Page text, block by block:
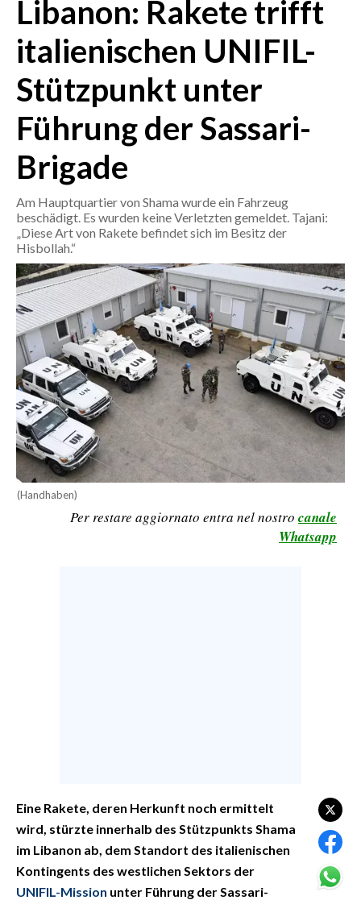
CRONACA
ITALIA
MONDO
POLITICA
ECONOMIA
SERVIZI ALLE IMPRESE
LAVORO
BANDI
SPORT IN SARDEGNA
SPORT
RISULTATI E CLASSIFICHE
CALCIO
CALCIO REGIONALE
BASKET
VOLLEY
MOTORI
TENNIS
ALTRI SPORT
INSULARITÀ
FOTO
Libanon: Rakete trifft
italienischen UNIFIL-
Stützpunkt unter
Führung der Sassari-
Brigade
Am Hauptquartier von Shama wurde ein Fahrzeug
beschädigt. Es wurden keine Verletzten gemeldet. Tajani:
„Diese Art von Rakete befindet sich im Besitz der
Hisbollah.“
(Handhaben)
Per restare aggiornato entra nel nostro canale
Whatsapp
Eine Rakete, deren Herkunft noch ermittelt
wird, stürzte innerhalb des Stützpunkts Shama
im Libanon ab, dem Standort des italienischen
Kontingents des westlichen Sektors der
UNIFIL-Mission unter Führung der Sassari-